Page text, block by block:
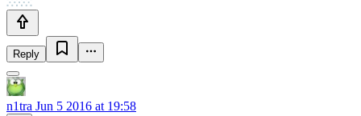
Reply
n1tra Jun 5 2016 at 19:58